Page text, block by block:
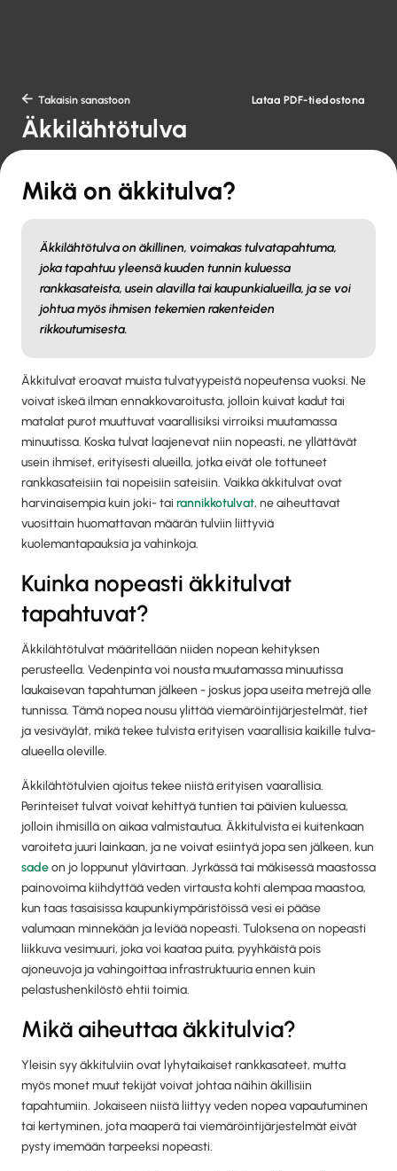
 Takaisin sanastoon Lataa PDF-tiedostona
Äkkilähtötulva
Mikä on äkkitulva?
Äkkilähtötulva on äkillinen, voimakas tulvatapahtuma,
joka tapahtuu yleensä kuuden tunnin kuluessa
rankkasateista, usein alavilla tai kaupunkialueilla, ja se voi
johtua myös ihmisen tekemien rakenteiden
rikkoutumisesta.
Äkkitulvat eroavat muista tulvatyypeistä nopeutensa vuoksi. Ne
voivat iskeä ilman ennakkovaroitusta, jolloin kuivat kadut tai
matalat purot muuttuvat vaarallisiksi virroiksi muutamassa
minuutissa. Koska tulvat laajenevat niin nopeasti, ne yllättävät
usein ihmiset, erityisesti alueilla, jotka eivät ole tottuneet
rankkasateisiin tai nopeisiin sateisiin. Vaikka äkkitulvat ovat
harvinaisempia kuin joki- tai rannikkotulvat, ne aiheuttavat
vuosittain huomattavan määrän tulviin liittyviä
kuolemantapauksia ja vahinkoja.
Kuinka nopeasti äkkitulvat
tapahtuvat?
Äkkilähtötulvat määritellään niiden nopean kehityksen
perusteella. Vedenpinta voi nousta muutamassa minuutissa
laukaisevan tapahtuman jälkeen - joskus jopa useita metrejä alle
tunnissa. Tämä nopea nousu ylittää viemäröintijärjestelmät, tiet
ja vesiväylät, mikä tekee tulvista erityisen vaarallisia kaikille tulva-
alueella oleville.
Äkkilähtötulvien ajoitus tekee niistä erityisen vaarallisia.
Perinteiset tulvat voivat kehittyä tuntien tai päivien kuluessa,
jolloin ihmisillä on aikaa valmistautua. Äkkitulvista ei kuitenkaan
varoiteta juuri lainkaan, ja ne voivat esiintyä jopa sen jälkeen, kun
sadeon jo loppunut ylävirtaan. Jyrkässä tai mäkisessä maastossa
painovoima kiihdyttää veden virtausta kohti alempaa maastoa,
kun taas tasaisissa kaupunkiympäristöissä vesi ei pääse
valumaan minnekään ja leviää nopeasti. Tuloksena on nopeasti
liikkuva vesimuuri, joka voi kaataa puita, pyyhkäistä pois
ajoneuvoja ja vahingoittaa infrastruktuuria ennen kuin
pelastushenkilöstö ehtii toimia.
Mikä aiheuttaa äkkitulvia?
Yleisin syy äkkitulviin ovat lyhytaikaiset rankkasateet, mutta
myös monet muut tekijät voivat johtaa näihin äkillisiin
tapahtumiin. Jokaiseen niistä liittyy veden nopea vapautuminen
tai kertyminen, jota maaperä tai viemäröintijärjestelmät eivät
pysty imemään tarpeeksi nopeasti.